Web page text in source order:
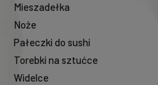
Mieszadełka
Noże
Pałeczki do sushi
Torebki na sztućce
Widelce